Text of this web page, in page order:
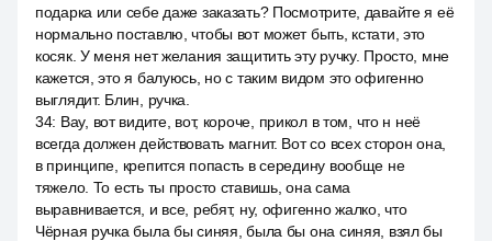
подарка или себе даже заказать? Посмотрите, давайте я её
нормально поставлю, чтобы вот может быть, кстати, это
косяк. У меня нет желания защитить эту ручку. Просто, мне
кажется, это я балуюсь, но с таким видом это офигенно
выглядит. Блин, ручка.
34: Вау, вот видите, вот, короче, прикол в том, что н неё
всегда должен действовать магнит. Вот со всех сторон она,
в принципе, крепится попасть в середину вообще не
тяжело. То есть ты просто ставишь, она сама
выравнивается, и все, ребят, ну, офигенно жалко, что
Чёрная ручка была бы синяя, была бы она синяя, взял бы